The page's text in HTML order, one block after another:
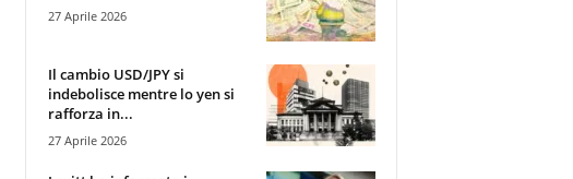
27 Aprile 2026
Il cambio USD/JPY si
indebolisce mentre lo yen si
rafforza in...
27 Aprile 2026